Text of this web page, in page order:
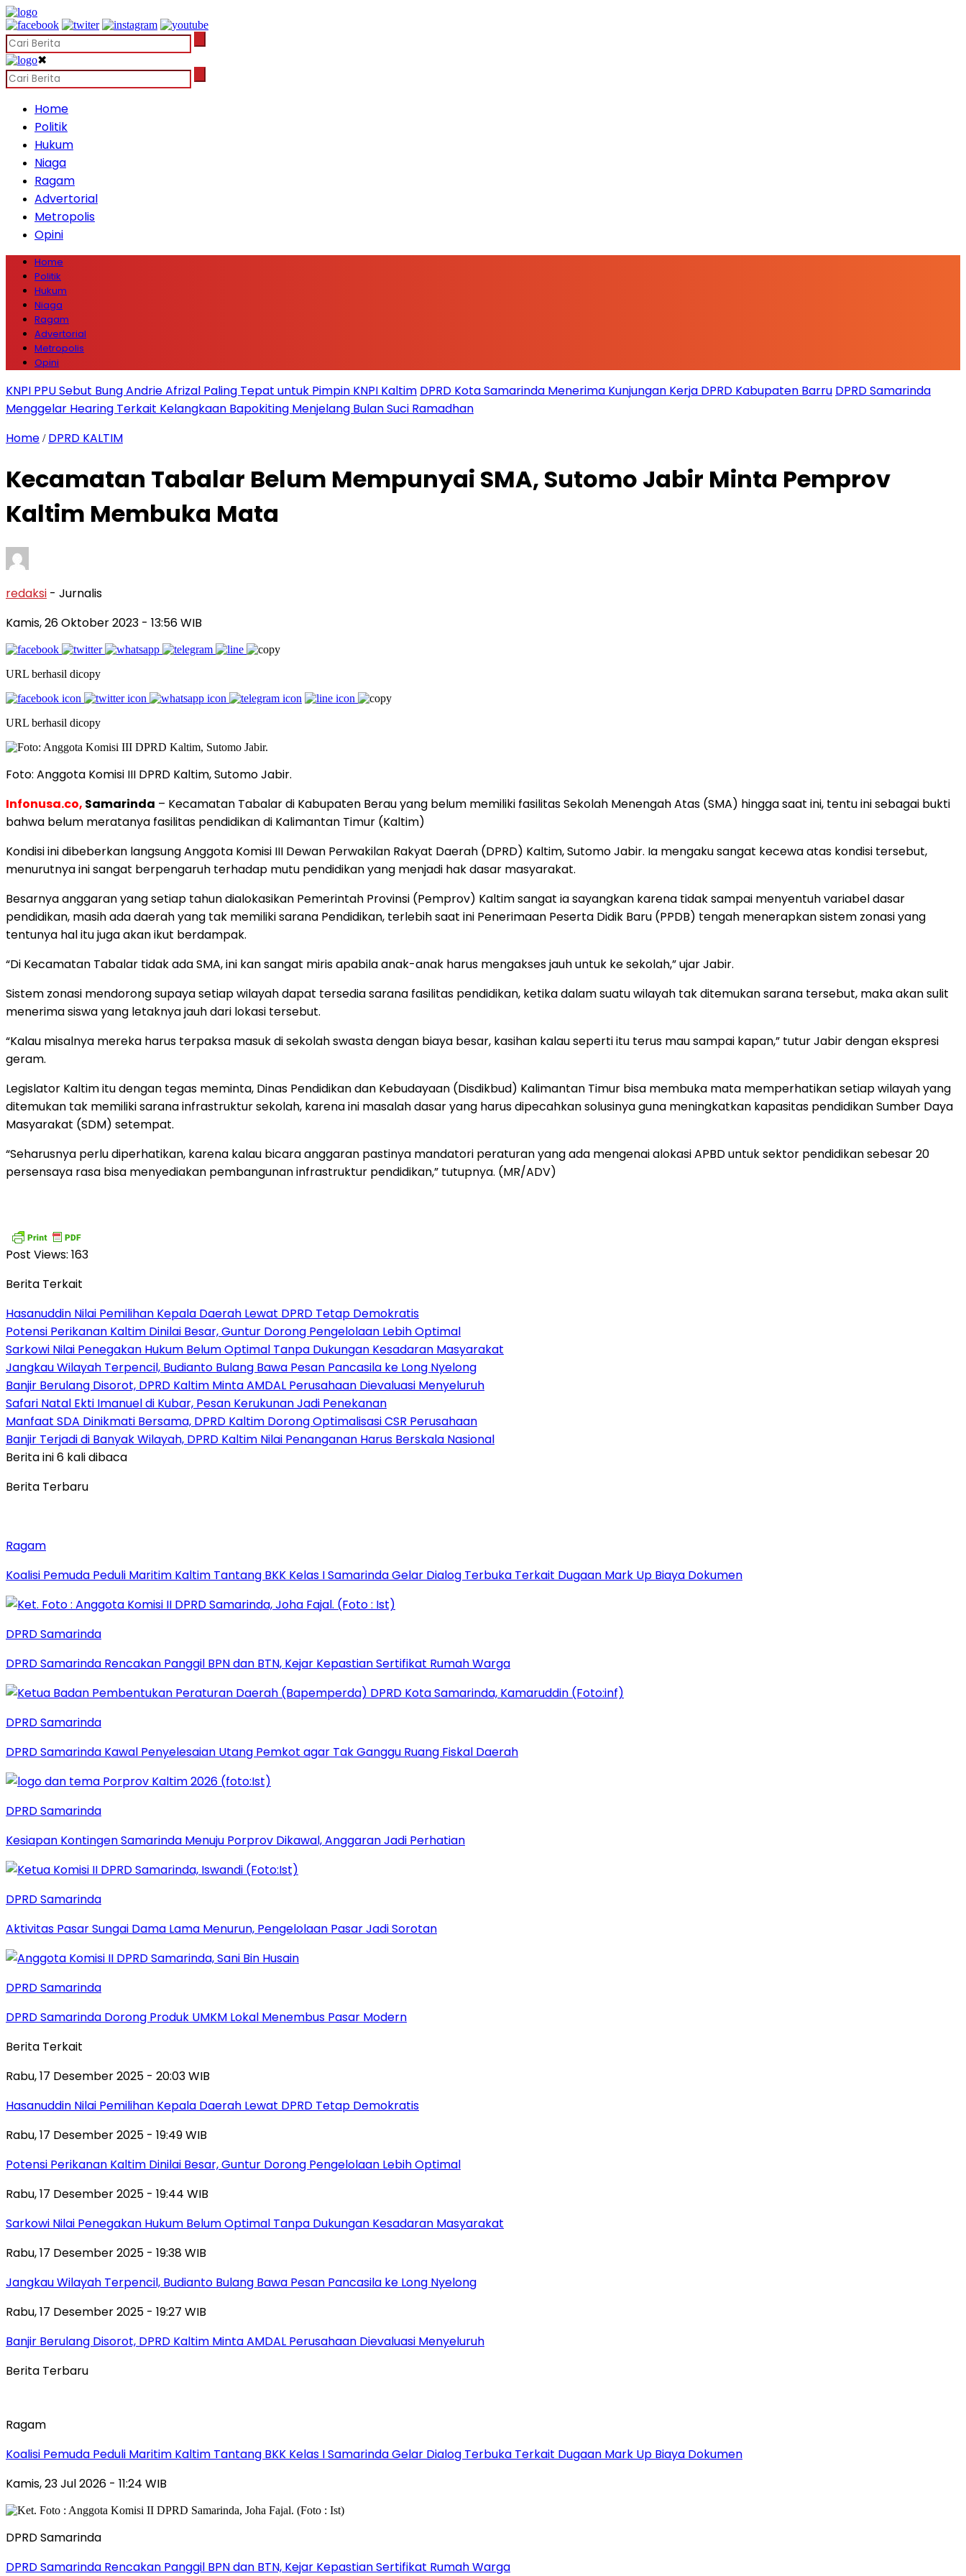
✖
Home
Politik
Hukum
Niaga
Ragam
Advertorial
Metropolis
Opini
Home
Politik
Hukum
Niaga
Ragam
Advertorial
Metropolis
Opini
KNPI PPU Sebut Bung Andrie Afrizal Paling Tepat untuk Pimpin KNPI Kaltim DPRD Kota Samarinda Menerima Kunjungan Kerja DPRD Kabupaten Barru DPRD Samarinda
Menggelar Hearing Terkait Kelangkaan Bapokiting Menjelang Bulan Suci Ramadhan
Home / DPRD KALTIM
Kecamatan Tabalar Belum Mempunyai SMA, Sutomo Jabir Minta Pemprov
Kaltim Membuka Mata
redaksi - Jurnalis
Kamis, 26 Oktober 2023 - 13:56 WIB
URL berhasil dicopy
URL berhasil dicopy
Foto: Anggota Komisi III DPRD Kaltim, Sutomo Jabir.
Infonusa.co, Samarinda – Kecamatan Tabalar di Kabupaten Berau yang belum memiliki fasilitas Sekolah Menengah Atas (SMA) hingga saat ini, tentu ini sebagai bukti
bahwa belum meratanya fasilitas pendidikan di Kalimantan Timur (Kaltim)
Kondisi ini dibeberkan langsung Anggota Komisi III Dewan Perwakilan Rakyat Daerah (DPRD) Kaltim, Sutomo Jabir. Ia mengaku sangat kecewa atas kondisi tersebut,
menurutnya ini sangat berpengaruh terhadap mutu pendidikan yang menjadi hak dasar masyarakat.
Besarnya anggaran yang setiap tahun dialokasikan Pemerintah Provinsi (Pemprov) Kaltim sangat ia sayangkan karena tidak sampai menyentuh variabel dasar
pendidikan, masih ada daerah yang tak memiliki sarana Pendidikan, terlebih saat ini Penerimaan Peserta Didik Baru (PPDB) tengah menerapkan sistem zonasi yang
tentunya hal itu juga akan ikut berdampak.
“Di Kecamatan Tabalar tidak ada SMA, ini kan sangat miris apabila anak-anak harus mengakses jauh untuk ke sekolah,” ujar Jabir.
Sistem zonasi mendorong supaya setiap wilayah dapat tersedia sarana fasilitas pendidikan, ketika dalam suatu wilayah tak ditemukan sarana tersebut, maka akan sulit
menerima siswa yang letaknya jauh dari lokasi tersebut.
“Kalau misalnya mereka harus terpaksa masuk di sekolah swasta dengan biaya besar, kasihan kalau seperti itu terus mau sampai kapan,” tutur Jabir dengan ekspresi
geram.
Legislator Kaltim itu dengan tegas meminta, Dinas Pendidikan dan Kebudayaan (Disdikbud) Kalimantan Timur bisa membuka mata memperhatikan setiap wilayah yang
ditemukan tak memiliki sarana infrastruktur sekolah, karena ini masalah dasar yang harus dipecahkan solusinya guna meningkatkan kapasitas pendidikan Sumber Daya
Masyarakat (SDM) setempat.
“Seharusnya perlu diperhatikan, karena kalau bicara anggaran pastinya mandatori peraturan yang ada mengenai alokasi APBD untuk sektor pendidikan sebesar 20
persensaya rasa bisa menyediakan pembangunan infrastruktur pendidikan,” tutupnya. (MR/ADV)
Post Views: 163
Berita Terkait
Hasanuddin Nilai Pemilihan Kepala Daerah Lewat DPRD Tetap Demokratis
Potensi Perikanan Kaltim Dinilai Besar, Guntur Dorong Pengelolaan Lebih Optimal
Sarkowi Nilai Penegakan Hukum Belum Optimal Tanpa Dukungan Kesadaran Masyarakat
Jangkau Wilayah Terpencil, Budianto Bulang Bawa Pesan Pancasila ke Long Nyelong
Banjir Berulang Disorot, DPRD Kaltim Minta AMDAL Perusahaan Dievaluasi Menyeluruh
Safari Natal Ekti Imanuel di Kubar, Pesan Kerukunan Jadi Penekanan
Manfaat SDA Dinikmati Bersama, DPRD Kaltim Dorong Optimalisasi CSR Perusahaan
Banjir Terjadi di Banyak Wilayah, DPRD Kaltim Nilai Penanganan Harus Berskala Nasional
Berita ini 6 kali dibaca
Berita Terbaru
Ragam
Koalisi Pemuda Peduli Maritim Kaltim Tantang BKK Kelas I Samarinda Gelar Dialog Terbuka Terkait Dugaan Mark Up Biaya Dokumen
DPRD Samarinda
DPRD Samarinda Rencakan Panggil BPN dan BTN, Kejar Kepastian Sertifikat Rumah Warga
DPRD Samarinda
DPRD Samarinda Kawal Penyelesaian Utang Pemkot agar Tak Ganggu Ruang Fiskal Daerah
DPRD Samarinda
Kesiapan Kontingen Samarinda Menuju Porprov Dikawal, Anggaran Jadi Perhatian
DPRD Samarinda
Aktivitas Pasar Sungai Dama Lama Menurun, Pengelolaan Pasar Jadi Sorotan
DPRD Samarinda
DPRD Samarinda Dorong Produk UMKM Lokal Menembus Pasar Modern
Berita Terkait
Rabu, 17 Desember 2025 - 20:03 WIB
Hasanuddin Nilai Pemilihan Kepala Daerah Lewat DPRD Tetap Demokratis
Rabu, 17 Desember 2025 - 19:49 WIB
Potensi Perikanan Kaltim Dinilai Besar, Guntur Dorong Pengelolaan Lebih Optimal
Rabu, 17 Desember 2025 - 19:44 WIB
Sarkowi Nilai Penegakan Hukum Belum Optimal Tanpa Dukungan Kesadaran Masyarakat
Rabu, 17 Desember 2025 - 19:38 WIB
Jangkau Wilayah Terpencil, Budianto Bulang Bawa Pesan Pancasila ke Long Nyelong
Rabu, 17 Desember 2025 - 19:27 WIB
Banjir Berulang Disorot, DPRD Kaltim Minta AMDAL Perusahaan Dievaluasi Menyeluruh
Berita Terbaru
Ragam
Koalisi Pemuda Peduli Maritim Kaltim Tantang BKK Kelas I Samarinda Gelar Dialog Terbuka Terkait Dugaan Mark Up Biaya Dokumen
Kamis, 23 Jul 2026 - 11:24 WIB
DPRD Samarinda
DPRD Samarinda Rencakan Panggil BPN dan BTN, Kejar Kepastian Sertifikat Rumah Warga